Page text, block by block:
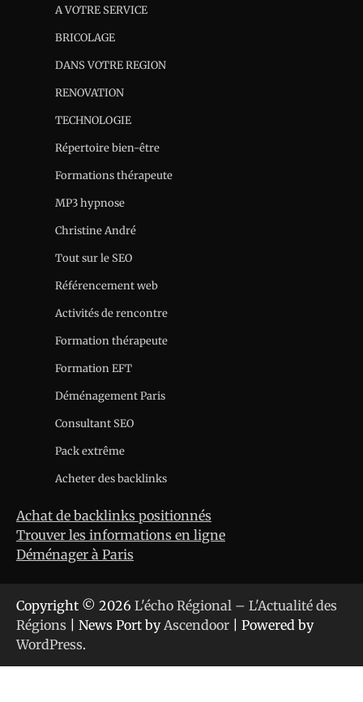
A VOTRE SERVICE
BRICOLAGE
DANS VOTRE REGION
RENOVATION
TECHNOLOGIE
Répertoire bien-être
Formations thérapeute
MP3 hypnose
Christine André
Tout sur le SEO
Référencement web
Activités de rencontre
Formation thérapeute
Formation EFT
Déménagement Paris
Consultant SEO
Pack extrême
Acheter des backlinks
Achat de backlinks positionnés
Trouver les informations en ligne
Déménager à Paris
Copyright © 2026 L'écho Régional – L'Actualité des
Régions | News Port byAscendoor | Powered by
WordPress.